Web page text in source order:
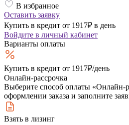
В избранное
Оставить заявку
Купить в кредит от 1917₽ в день
Войдите в личный кабинет
Варианты оплаты
Купить в кредит от 1917₽/день
Онлайн-рассрочка
Выберите способ оплаты «Онлайн-
оформлении заказа и заполните
Взять в лизинг